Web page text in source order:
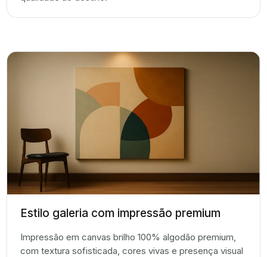
Estilo galeria com impressão premium
Impressão em canvas brilho 100% algodão premium,
com textura sofisticada, cores vivas e presença visual